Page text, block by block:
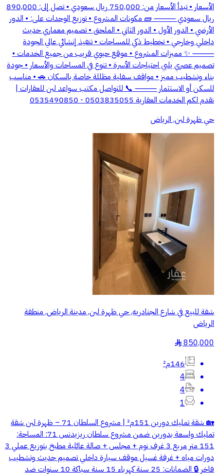
الأسعار • تبدأ الأسعار من: 750,000 ريال سعودي • تصل إلى: 890,000
ريال سعودي ⸻ 🧱 مكونات المشروع • توزيع الوحدات على: • الدور
الأرضي • الدور الأول • الدور الثاني • الملحق • تصميم معماري حديث
داخلي وخارجي • تخطيط ذكي للمساحات • تنفيذ إنشائي عالي الجودة
⸻ ✨ مميزات المشروع • موقع حيوي قريب من جميع الخدمات •
تصميم عصري يلبي احتياجات الأسرة • تنوع في المساحات والأسعار • جودة
بناء وتشطيب مميز • مواقف سفلية مظللة خاصة بالسكان 🚗 • مناسب
للسكن أو الاستثمار ⸻ 📞 للتواصل مكتب سواعد لبن للعقارات |
نقدم لكم الخدمات العقارية 0503835055 - 0535490850
حي ظهرة لبن, الرياض
شقة للبيع في شارع الجنادريه, حي ظهرة لبن, مدينة الرياض, منطقة
الرياض
850,000
§
146م²
4
4
1
🏡 شقة تمليك دورين 151م² | مشروع السلطان 71 – ظهرة لبن شقة
تمليك واسعة بدورين ضمن مشروع سلطان ريزيدنس 71: المساحة:
151 متر مربع 3 غرف نوم + مجلس + صالة عائلية مطبخ بتوزيع عملي 3
دورات مياه + غرفة غسيل موقف سيارة داخلي تصميم حديث وتشطيب
فاخر 🔒 الضمانات: 25 سنة كهرباء 15 سنة سباكة 10 سنوات ضد